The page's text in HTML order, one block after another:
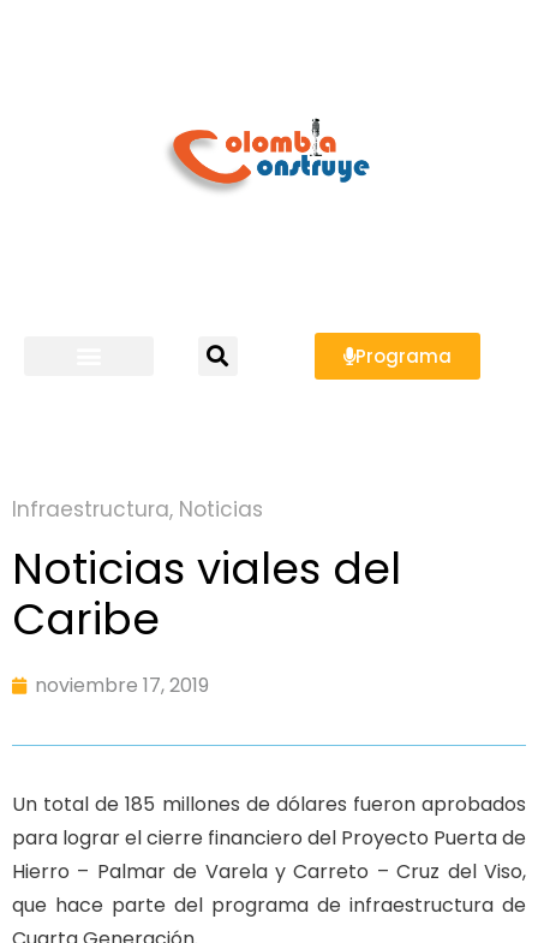
Programa
Infraestructura, Noticias
Noticias viales del
Caribe
noviembre 17, 2019
Un total de 185 millones de dólares fueron aprobados
para lograr el cierre financiero del Proyecto Puerta de
Hierro – Palmar de Varela y Carreto – Cruz del Viso,
que hace parte del programa de infraestructura de